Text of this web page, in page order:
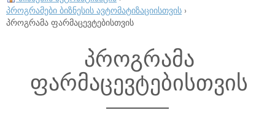
პროგრამები ბიზნესის ავტომატიზაციისთვის ›
პროგრამა ფარმაცევტებისთვის
პროგრამა
ფარმაცევტებისთვის